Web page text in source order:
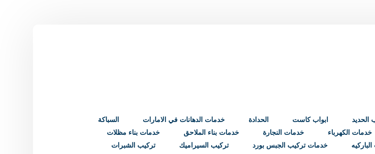
الحديد ابواب كاست الحدادة خدمات الدهانات في الامارات
السباكة
خدمات الكهرباء خدمات النجارة خدمات بناء الملاحق
خدمات بناء مظلات
خدمات تركيب الجبس بورد تركيب السيراميك
تركيب الشبرات